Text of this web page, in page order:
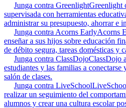
Junga contra GreenlightGreenlight
supervisada con herramientas
administrar su presupuesto, ahorrar e
Junga contra Acorns EarlyAcorns
enseñar a sus hijos sobre educación
de débito segura, tareas domésticas y
Junga contra ClassDojoClassDojo
estudiantes y las familias a conectarse
salón de clases.
Junga contra LiveSchool
realizar un seguimiento del
alumnos y crear una cultura escolar